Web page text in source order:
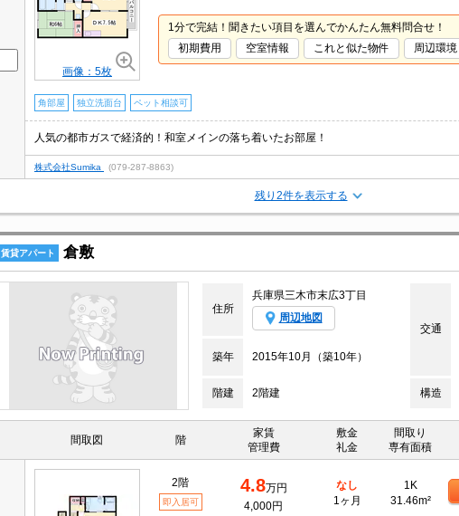
画像：5枚
1分で完結！聞きたい項目を選んでかんたん無料問合せ！
初期費用
空室情報 これと似た物件 周辺環境
角部屋 独立洗面台 ペット相談可
人気の都市ガスで経済的！和室メインの落ち着いたお部屋！
株式会社Sumika (079-287-8863)
残り2件を表示する
賃貸アパート 倉敷
住所
兵庫県三木市末広3丁目
周辺地図
交通
築年 2015年10月（築10年）
階建 2階建 構造
間取図 階
家賃
管理費
敷金
礼金
間取り
専有面積
2階
即入居可
4.8万円
4,000円
なし
1ヶ月
1K
31.46m²